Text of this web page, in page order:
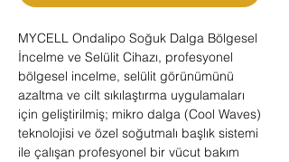
MYCELL Ondalipo Soğuk Dalga Bölgesel
İncelme ve Selülit Cihazı, profesyonel
bölgesel incelme, selülit görünümünü
azaltma ve cilt sıkılaştırma uygulamaları
için geliştirilmiş; mikro dalga (Cool Waves)
teknolojisi ve özel soğutmalı başlık sistemi
ile çalışan profesyonel bir vücut bakım